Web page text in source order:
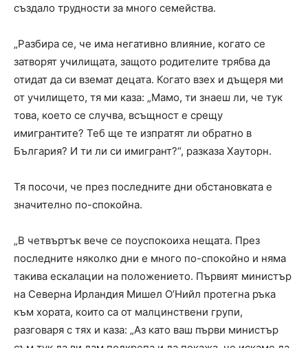
създало трудности за много семейства.
„Разбира се, че има негативно влияние, когато се
затворят училищата, защото родителите трябва да
отидат да си вземат децата. Когато взех и дъщеря ми
от училището, тя ми каза: „Мамо, ти знаеш ли, че тук
това, което се случва, всъщност е срещу
имигрантите? Теб ще те изпратят ли обратно в
България? И ти ли си имигрант?“, разказа Хауторн.
Тя посочи, че през последните дни обстановката е
значително по-спокойна.
„В четвъртък вече се поуспокоиха нещата. През
последните няколко дни е много по-спокойно и няма
такива ескалации на положението. Първият министър
на Северна Ирландия Мишел О’Нийл протегна ръка
към хората, които са от малцинствени групи,
разговаря с тях и каза: „Аз като ваш първи министър